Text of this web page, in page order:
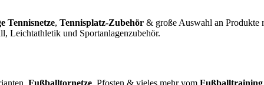
Tennisnetze, Tennisplatz-Zubehör & große Auswahl an Produkte
Leichtathletik und Sportanlagenzubehör.